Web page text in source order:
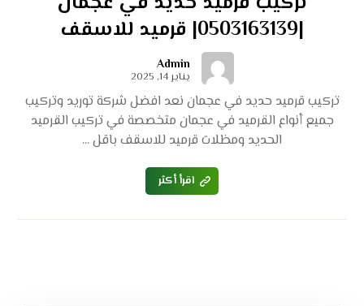
|0503163139| قرميد للاسقف
Admin
يناير 14, 2025
تركيب قرميد حديد في عجمان نعد افضل شركة توريد وتركيب
جميع أنواع القرميد في عجمان متخصصة في تركيب القرميد
الحديد ومظلات قرميد للاسقف باقل ...
اقرأ أكثر